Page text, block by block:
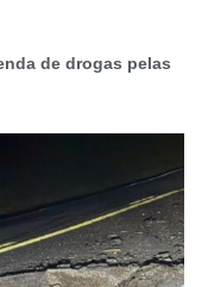
de drogas pelas